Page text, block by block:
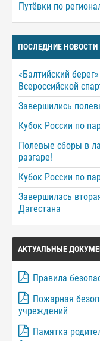
Путёвки по
ПОСЛЕДНИЕ НОВОСТИ
«Балтийский
Всероссийской
Завершились
Кубок России по
Полевые сборы в
разгаре!
Кубок России по
Завершилась
Дагестана
АКТУАЛЬНЫЕ
Правила
Пожарная
учреждений
Памятка